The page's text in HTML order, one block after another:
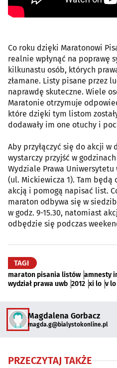
Co roku dzięki Maratonowi
realnie wpłynąć na poprawę
kilkunastu osób, których
złamane. Listy pisane przez
naprawdę skuteczne. Wiele
Maratonie otrzymuje
które dzięki tym listom
dodawały im one otuchy i
Aby przyłączyć się do akcji w
wystarczy przyjść w
Wydziale Prawa Uniwersytetu
(ul. Mickiewicza 1). Tam będą
akcją i pomogą napisać list.
maraton odbywa się w
w godz. 9-15.30, natomiast
odbędzie się podczas
TAGI
maraton pisania listów amnesty
wydział prawa uwb 2012 xi lo v lo
Magdalena Gorbacz
magda.g@bialystokonline.pl
PRZECZYTAJ TAKŻE